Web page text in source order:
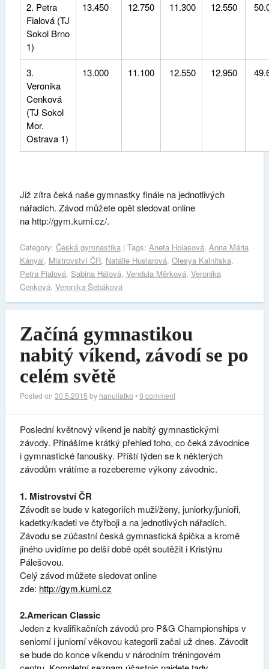
2. Petra
Fialová (TJ
Sokol Brno
1)
13.450 12.750 11.300 12.550
3.
Veronika
Cenková
(TJ Sokol
Mor.
Ostrava 1)
13.000 11.100 12.550 12.950
Již zítra čeká naše gymnastky finále na jednotlivých
nářadích. Závod můžete opět sledovat online
na http://gym.kumi.cz/.
Category: Česká gymnastika| Tags: Aneta Holasová, Anna Mária
Kányai, Mistrovství ČR, Natálie Huslarová, Olesya Kalnitska,
Petra Fialová, Sabina Hálová, Vendula Měrková, Veronika
Cenková, Veronika Šebáková
Začíná gymnastikou
nabitý víkend, závodí se po
celém světě
Posted on 30.5.2015 by hanuliatko •0 comment
Poslední květnový víkend je nabitý gymnastickými
závody. Přinášíme krátký přehled toho, co čeká závodnice
i gymnastické fanoušky. Příští týden se k některých
závodům vrátíme a rozebereme výkony závodnic.
1. Mistrovství ČR
Závodit se bude v kategoriích muži/ženy, juniorky/junioři,
kadetky/kadeti ve čtyřboji a na jednotlivých nářadích.
Závodu se zúčastní česká gymnastická špička a kromě
jiného uvidíme po delší době opět soutěžit i Kristýnu
Pálešovou.
Celý závod můžete sledovat online
zde: http://gym.kumi.cz
2.American Classic
Jeden z kvalifikačních závodů pro P&G Championships v
seniorní i juniorní věkovou kategorii začal už dnes. Závodit
se bude do konce víkendu v národním tréningovém